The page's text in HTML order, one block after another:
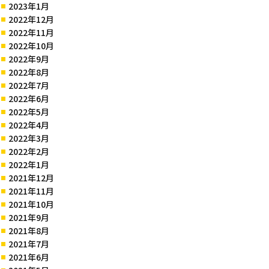
2023年1月
2022年12月
2022年11月
2022年10月
2022年9月
2022年8月
2022年7月
2022年6月
2022年5月
2022年4月
2022年3月
2022年2月
2022年1月
2021年12月
2021年11月
2021年10月
2021年9月
2021年8月
2021年7月
2021年6月